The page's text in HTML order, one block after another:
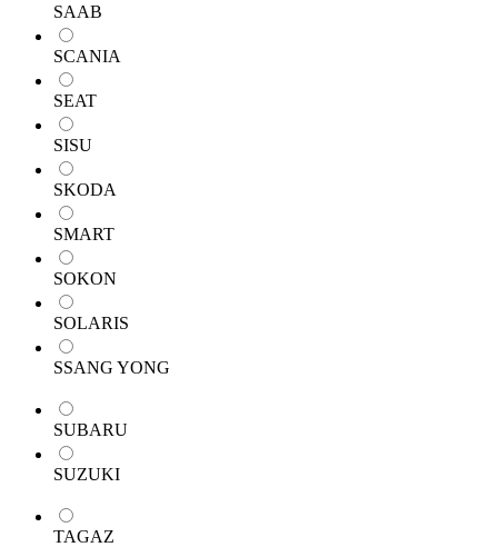
SAAB
SCANIA
SEAT
SISU
SKODA
SMART
SOKON
SOLARIS
SSANG YONG
SUBARU
SUZUKI
TAGAZ